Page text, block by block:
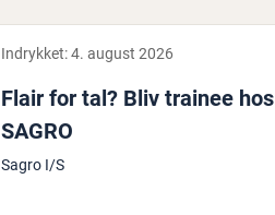
Indrykket:4. august 2026
Flair for tal? Bliv trainee hos
SAGRO
Sagro I/S